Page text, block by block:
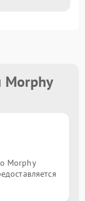
Morphy
Morphy